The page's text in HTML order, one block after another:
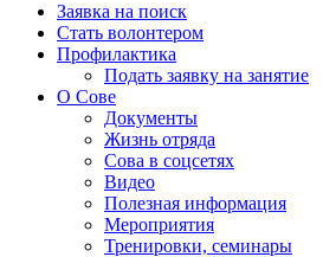
Заявка на поиск
Стать волонтером
Профилактика
Подать заявку на занятие
О Сове
Документы
Жизнь отряда
Сова в соцсетях
Видео
Полезная информация
Мероприятия
Тренировки, семинары